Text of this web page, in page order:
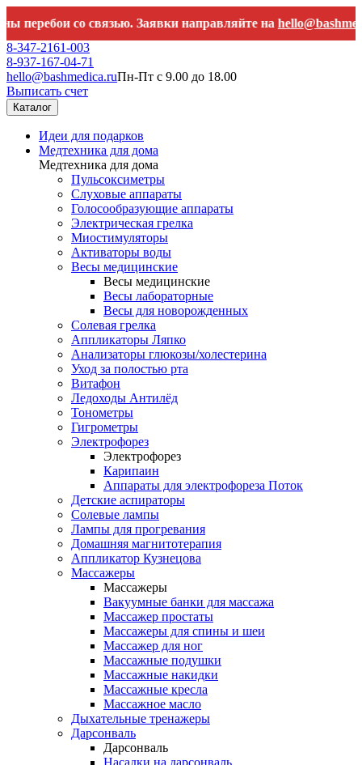
со связью. Заявки направляйте на
8-347-2161-003
8-937-167-04-71
hello@bashmedica.ruПн-Пт с 9.00 до 18.00
Выписать счет
Каталог
Идеи для подарков
Медтехника для дома
Медтехника для дома
Пульсоксиметры
Слуховые аппараты
Голосообразующие аппараты
Электрическая грелка
Миостимуляторы
Активаторы воды
Весы медицинские
Весы медицинские
Весы лабораторные
Весы для новорожденных
Солевая грелка
Аппликаторы Ляпко
Анализаторы глюкозы/холестерина
Уход за полостью рта
Витафон
Ледоходы Антилёд
Тонометры
Гигрометры
Электрофорез
Электрофорез
Карипаин
Аппараты для электрофореза Поток
Детские аспираторы
Солевые лампы
Лампы для прогревания
Домашняя магнитотерапия
Аппликатор Кузнецова
Массажеры
Массажеры
Вакуумные банки для массажа
Массажер простаты
Массажеры для спины и шеи
Массажер для ног
Массажные подушки
Массажные накидки
Массажные кресла
Массажное масло
Дыхательные тренажеры
Дарсонваль
Дарсонваль
Насадки на дарсонваль